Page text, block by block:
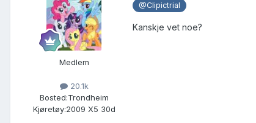
Medlem
20.1k
Bosted:Trondheim
Kjøretøy:2009 X5 30d
@Clipictrial
Kanskje vet noe?